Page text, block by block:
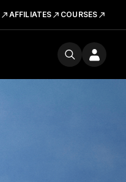
AFFILIATES COURSES